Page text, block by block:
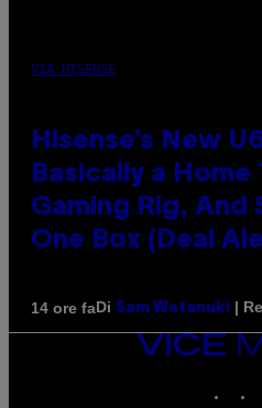
VIA HISENSE
Hisense’s New
Basically a Home
Gaming Rig, And
One Box (Deal
14 ore faDi Sam Watanuki |
VICE